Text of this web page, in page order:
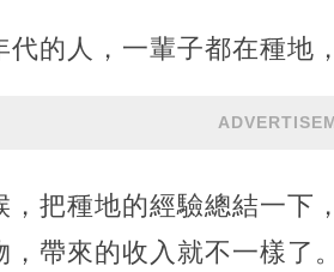
的人，一輩子都在種地
，把種地的經驗總結一下
帶來的收入就不一樣了。